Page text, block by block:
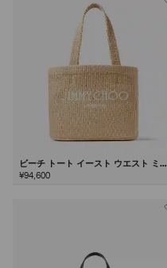
ビーチ トート イースト ウエスト ミデ
ィアム
¥94,600